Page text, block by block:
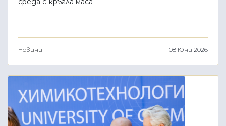
Новини 08 Юни 2026